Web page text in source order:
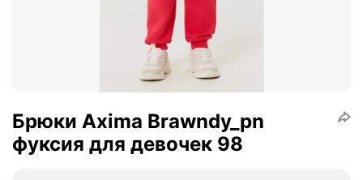
Брюки Axima Brawndy_pn
фуксия для девочек 98